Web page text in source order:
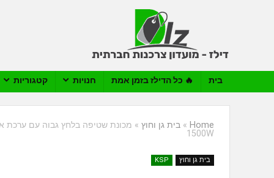
בית 🔥 כל הדילז בזמן אמת חנויות קטגוריות
Home
» בית גן וחוץ »
1500W
בית גן וחוץ KSP